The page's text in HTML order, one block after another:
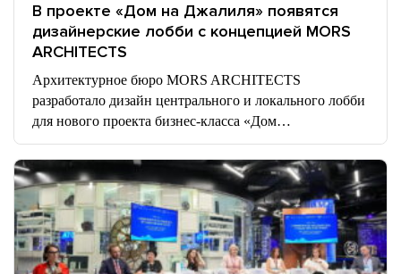
В проекте «Дом на Джалиля» появятся
дизайнерские лобби с концепцией MORS
ARCHITECTS
Архитектурное бюро MORS ARCHITECTS
разработало дизайн центрального и локального лобби
для нового проекта бизнес-класса «Дом…